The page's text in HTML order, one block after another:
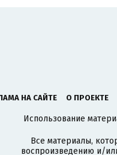
НА САЙТЕ О ПРОЕКТЕ
Использование
Все материалы,
воспроизведению и/